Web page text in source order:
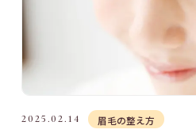
2025.02.14 眉毛の整え方